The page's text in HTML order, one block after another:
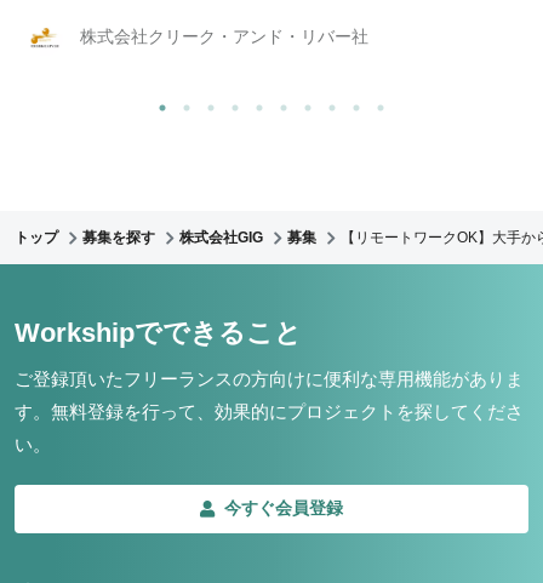
株式会社クリーク・アンド・リバー社
トップ 募集を探す 株式会社GIG 募集 【リモートワークOK】大手
Workshipでできること
ご登録頂いたフリーランスの方向けに便利な専用機能がありま
す。 無料登録を行って、効果的にプロジェクトを探してくださ
い。
今すぐ会員登録